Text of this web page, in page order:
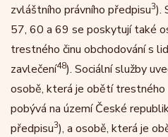
zvláštního právního předpisu3).
57, 60 a 69 se poskytují také
trestného činu obchodování s
zavlečení48). Sociální služby
osobě, která je obětí trestného
pobývá na území České
předpisu3), a osobě, která je